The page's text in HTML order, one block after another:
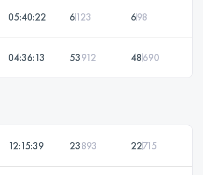
05:40:22 6123 698
04:36:13 53912 48690
12:15:39 23893 22715